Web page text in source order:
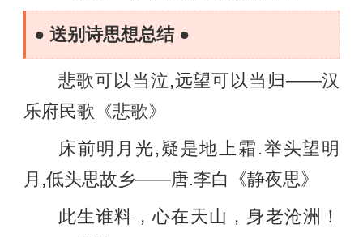
● 送别诗思想总结 ●
悲歌可以当泣,远望可以当归——汉
乐府民歌《悲歌》
床前明月光,疑是地上霜.举头望明
月,低头思故乡——唐.李白《静夜思》
此生谁料，心在天山，身老沧洲！